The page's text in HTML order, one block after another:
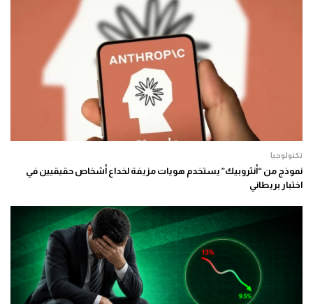
تكنولوجيا
نموذج من “أنثروبيك” يستخدم هويات مزيفة لخداع أشخاص حقيقيين في
اختبار بريطاني